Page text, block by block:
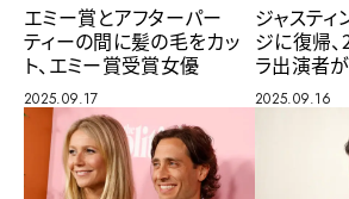
エミー賞とアフターパー
ティーの間に髪の毛をカッ
ト、エミー賞受賞女優
2025.09.17
ジャステ
ジに復帰
ラ出演者
2025.09.16